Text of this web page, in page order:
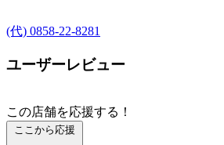
(代) 0858-22-8281
ユーザーレビュー
この店舗を応援する！
ここから応援